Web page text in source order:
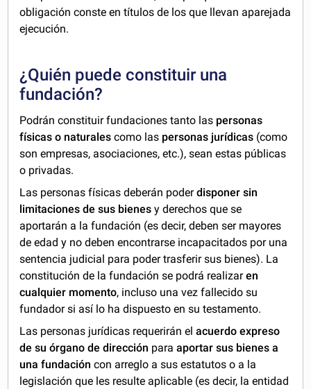
obligación conste en títulos de los que llevan aparejada
ejecución.
¿Quién puede constituir una
fundación?
Podrán constituir fundaciones tanto las personas
físicas o naturales como las personas jurídicas (como
son empresas, asociaciones, etc.), sean estas públicas
o privadas.
Las personas físicas deberán poderdisponer sin
limitaciones de sus bienes y derechos que se
aportarán a la fundación (es decir, deben ser mayores
de edad y no deben encontrarse incapacitados por una
sentencia judicial para poder trasferir sus bienes). La
constitución de la fundación se podrá realizaren
cualquier momento, incluso una vez fallecido su
fundador si así lo ha dispuesto en su testamento.
Las personas jurídicas requerirán elacuerdo expreso
de su órgano de dirección para aportar sus bienes a
una fundacióncon arreglo a sus estatutos o a la
legislación que les resulte aplicable (es decir, la entidad